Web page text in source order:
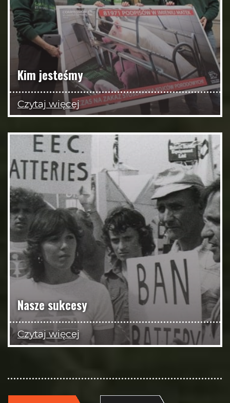
Kim jesteśmy
Czytaj więcej
Nasze sukcesy
Czytaj więcej